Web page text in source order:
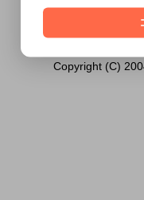
Copyright (C)